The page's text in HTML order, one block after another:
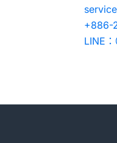
+886-
LINE